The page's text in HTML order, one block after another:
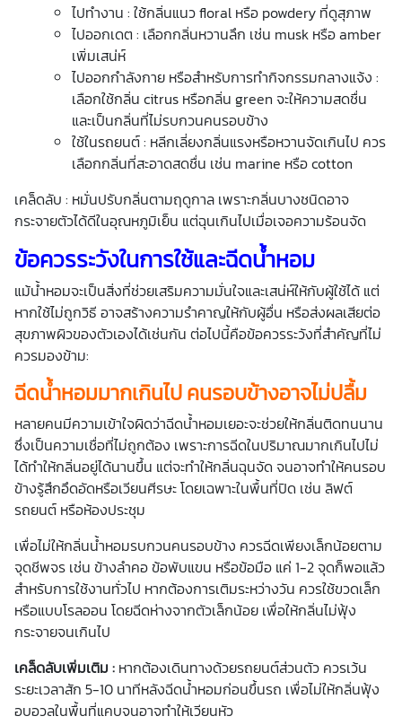
ไปทำงาน : ใช้กลิ่นแนว floral หรือ powdery ที่ดูสุภาพ
ไปออกเดต : เลือกกลิ่นหวานลึก เช่น musk หรือ amber
เพิ่มเสน่ห์
ไปออกกำลังกาย หรือสำหรับการทำกิจกรรมกลางแจ้ง :
เลือกใช้กลิ่น citrus หรือกลิ่น green จะให้ความสดชื่น
และเป็นกลิ่นที่ไม่รบกวนคนรอบข้าง
ใช้ในรถยนต์ : หลีกเลี่ยงกลิ่นแรงหรือหวานจัดเกินไป ควร
เลือกกลิ่นที่สะอาดสดชื่น เช่น marine หรือ cotton
เคล็ดลับ : หมั่นปรับกลิ่นตามฤดูกาล เพราะกลิ่นบางชนิดอาจ
กระจายตัวได้ดีในอุณหภูมิเย็น แต่ฉุนเกินไปเมื่อเจอความร้อนจัด
ข้อควรระวังในการใช้และฉีดน้ำหอม
แม้น้ำหอมจะเป็นสิ่งที่ช่วยเสริมความมั่นใจและเสน่ห์ให้กับผู้ใช้ได้ แต่
หากใช้ไม่ถูกวิธี อาจสร้างความรำคาญให้กับผู้อื่น หรือส่งผลเสียต่อ
สุขภาพผิวของตัวเองได้เช่นกัน ต่อไปนี้คือข้อควรระวังที่สำคัญที่ไม่
ควรมองข้าม:
ฉีดน้ำหอมมากเกินไป คนรอบข้างอาจไม่ปลื้ม
หลายคนมีความเข้าใจผิดว่าฉีดน้ำหอมเยอะจะช่วยให้กลิ่นติดทนนาน
ซึ่งเป็นความเชื่อที่ไม่ถูกต้อง เพราะการฉีดในปริมาณมากเกินไปไม่
ได้ทำให้กลิ่นอยู่ได้นานขึ้น แต่จะทำให้กลิ่นฉุนจัด จนอาจทำให้คนรอบ
ข้างรู้สึกอึดอัดหรือเวียนศีรษะ โดยเฉพาะในพื้นที่ปิด เช่น ลิฟต์
รถยนต์ หรือห้องประชุม
เพื่อไม่ให้กลิ่นน้ำหอมรบกวนคนรอบข้าง ควรฉีดเพียงเล็กน้อยตาม
จุดชีพจร เช่น ข้างลำคอ ข้อพับแขน หรือข้อมือ แค่ 1-2 จุดก็พอแล้ว
สำหรับการใช้งานทั่วไป หากต้องการเติมระหว่างวัน ควรใช้ขวดเล็ก
หรือแบบโรลออน โดยฉีดห่างจากตัวเล็กน้อย เพื่อให้กลิ่นไม่ฟุ้ง
กระจายจนเกินไป
เคล็ดลับเพิ่มเติม : หากต้องเดินทางด้วยรถยนต์ส่วนตัว ควรเว้น
ระยะเวลาสัก 5-10 นาทีหลังฉีดน้ำหอมก่อนขึ้นรถ เพื่อไม่ให้กลิ่นฟุ้ง
อบอวลในพื้นที่แคบจนอาจทำให้เวียนหัว